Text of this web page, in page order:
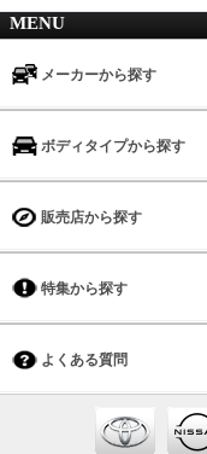
MENU
メーカーから探す
ボディタイプから探す
販売店から探す
特集から探す
よくある質問